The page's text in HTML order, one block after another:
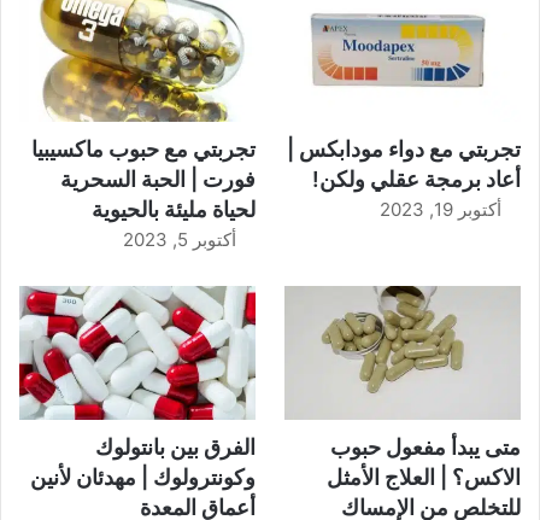
تجربتي مع دواء مودابكس |
أعاد برمجة عقلي ولكن!
أكتوبر 19, 2023
تجربتي مع حبوب ماكسيبيا
فورت | الحبة السحرية
لحياة مليئة بالحيوية
أكتوبر 5, 2023
متى يبدأ مفعول حبوب
الاكس؟ | العلاج الأمثل
للتخلص من الإمساك
الفرق بين بانتولوك
وكونترولوك | مهدئان لأنين
أعماق المعدة